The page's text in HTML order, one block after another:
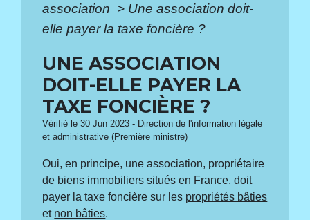
association > Une association doit-
elle payer la taxe foncière ?
UNE ASSOCIATION
DOIT-ELLE PAYER LA
TAXE FONCIÈRE ?
Vérifié le 30 Jun 2023 - Direction de l'information légale
et administrative (Première ministre)
Oui, en principe, une association, propriétaire
de biens immobiliers situés en France, doit
payer la taxe foncière sur les propriétés bâties
et non bâties.